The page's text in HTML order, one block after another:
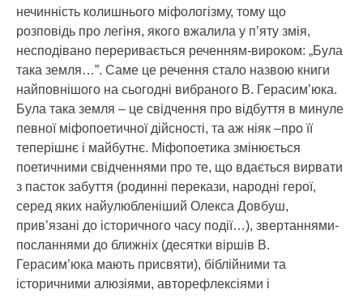
нечинність колишнього міфологізму, тому що
розповідь про легіня, якого вжалила у п’яту змія,
несподівано переривається реченням-вироком: „Була
така земля…”. Саме це речення стало назвою книги
найповнішого на сьогодні вибраного В. Герасим’юка.
Була така земля – це свідчення про відбуття в минуле
певної міфопоетичної дійсності, та аж ніяк –про її
теперішнє і майбутнє. Міфопоетика змінюється
поетичними свідченнями про те, що вдається вирвати
з пасток забуття (родинні перекази, народні герої,
серед яких найулюбленіший Олекса Довбуш,
прив’язані до історичного часу події…), звертаннями-
посланнями до ближніх (десятки віршів В.
Герасим’юка мають присвяти), біблійними та
історичними алюзіями, авторефлексіями і